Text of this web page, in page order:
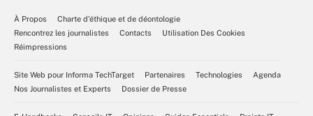
À Propos
Charte d’éthique et de déontologie
Rencontrez les journalistes
Contacts
Utilisation Des Cookies
Réimpressions
Site Web pour Informa TechTarget Partenaires Technologies
Agenda
Nos Journalistes et Experts
Dossier de Presse